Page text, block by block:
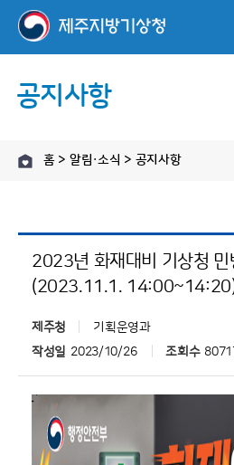
공지사항
홈 > 알림·소식 > 공지사항
2023년 화재대비 기상청 민
(2023.11.1.
제주청
기획운영과
작성일 2023/10/26 조회수